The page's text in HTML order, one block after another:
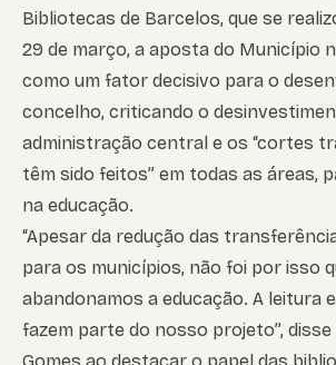
Bibliotecas de Barcelos, que se
29 de março, a aposta do Município
como um fator decisivo para o
concelho, criticando o
administração central e os “cortes
têm sido feitos” em todas as áreas,
na educação.
“Apesar da redução das
para os municípios, não foi por isso
abandonamos a educação. A leitura
fazem parte do nosso projeto”,